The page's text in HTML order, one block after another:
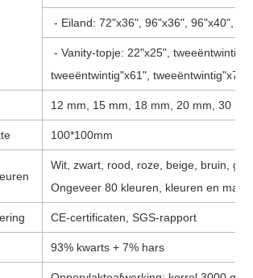
- Eiland: 72"x36", 96"x36", 96"x40",
- Vanity-topje: 22"x25",
tweeëntwintig"x61", tweeëntwintig"x73"
12 mm, 15 mm, 18 mm, 20 mm, 30
100*100mm
Wit, zwart, rood, roze, beige, bruin,
Ongeveer 80 kleuren, kleuren en
CE-certificaten, SGS-rapport
93% kwarts + 7% hars